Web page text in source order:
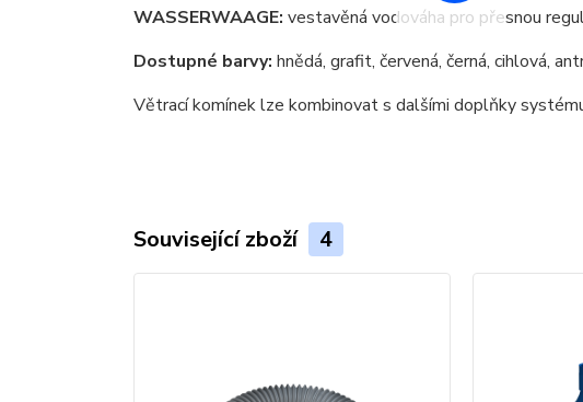
WASSERWAAGE: vestavěná vodováha pro přesnou
Dostupné barvy: hnědá, grafit, červená, černá, cihlová,
Větrací komínek lze kombinovat s dalšími doplňky
Související zboží 4